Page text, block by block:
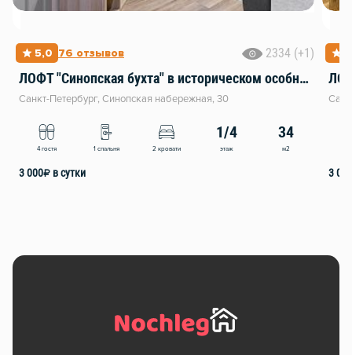
5,0 76 отзывов
2334 (+1)
ЛОФТ "Синопская бухта" в историческом особняке 19 века
Санкт-Петербург, Синопская набережная, 30
4 гостя 1 спальня 2 кровати
1/4
этаж
34
м2
3 000₽ в сутки 3 000